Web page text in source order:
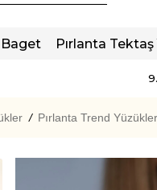
Baget Pırlanta Tektaş
/ Pırlanta Trend Yüzükler